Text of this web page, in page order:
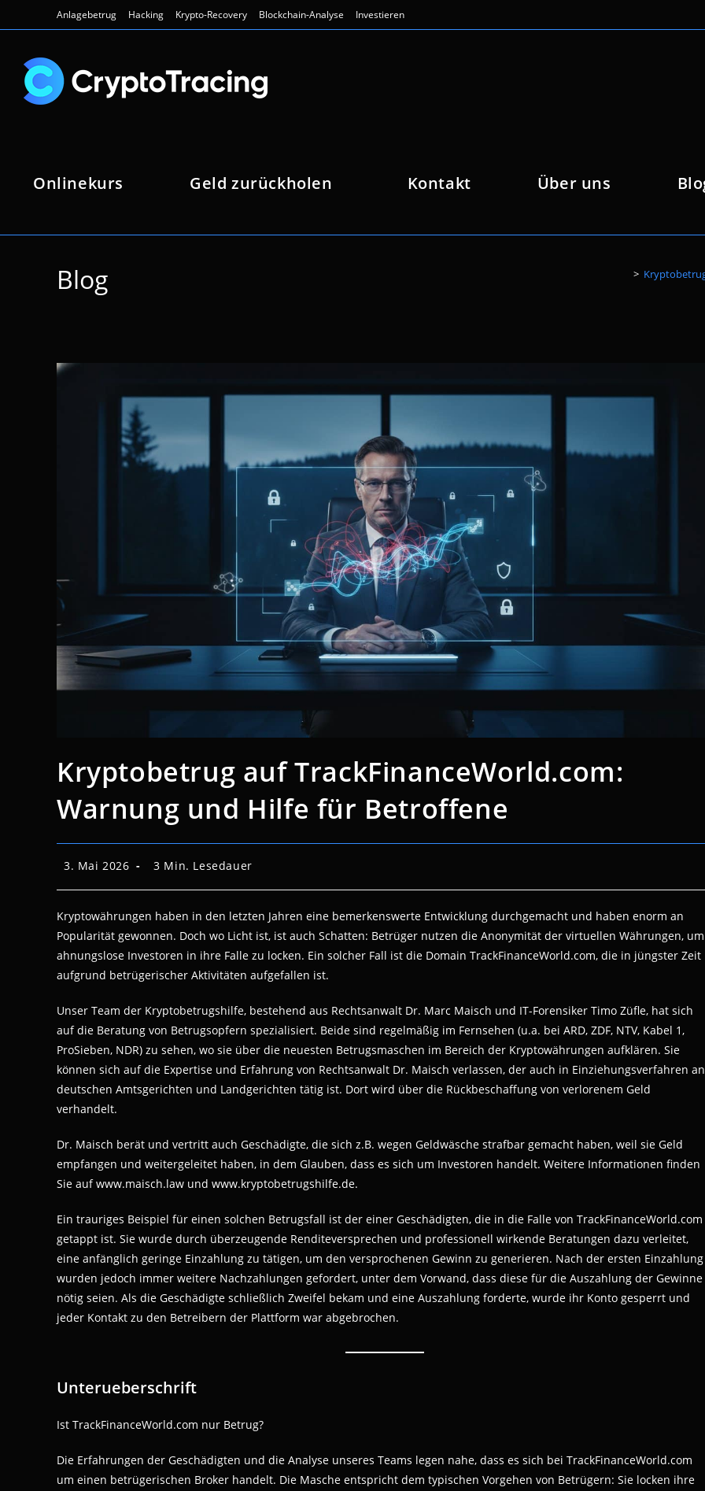
Inhalt
Anlagebetrug Hacking Krypto-Recovery Blockchain-Analyse Investieren
Onlinekurs Geld zurückholen Kontakt Über uns
Blog >
Kryptobetrug auf TrackFinanceWorld.com:
Warnung und Hilfe für Betroffene
Beitrag
3. Mai 2026 Lesedauer:
3 Min. Lesedauer
Kryptowährungen haben in den letzten Jahren eine bemerkenswerte Entwicklung durchgemacht und haben enorm an
Popularität gewonnen. Doch wo Licht ist, ist auch Schatten: Betrüger nutzen die Anonymität der virtuellen Währungen, um
ahnungslose Investoren in ihre Falle zu locken. Ein solcher Fall ist die Domain TrackFinanceWorld.com, die in jüngster Zeit
aufgrund betrügerischer Aktivitäten aufgefallen ist.
Unser Team der Kryptobetrugshilfe, bestehend aus Rechtsanwalt Dr. Marc Maisch und IT-Forensiker Timo Züfle, hat sich
auf die Beratung von Betrugsopfern spezialisiert. Beide sind regelmäßig im Fernsehen (u.a. bei ARD, ZDF, NTV, Kabel 1,
ProSieben, NDR) zu sehen, wo sie über die neuesten Betrugsmaschen im Bereich der Kryptowährungen aufklären. Sie
können sich auf die Expertise und Erfahrung von Rechtsanwalt Dr. Maisch verlassen, der auch in Einziehungsverfahren an
deutschen Amtsgerichten und Landgerichten tätig ist. Dort wird über die Rückbeschaffung von verlorenem Geld
verhandelt.
Dr. Maisch berät und vertritt auch Geschädigte, die sich z.B. wegen Geldwäsche strafbar gemacht haben, weil sie Geld
empfangen und weitergeleitet haben, in dem Glauben, dass es sich um Investoren handelt. Weitere Informationen finden
Sie auf www.maisch.law und www.kryptobetrugshilfe.de.
Ein trauriges Beispiel für einen solchen Betrugsfall ist der einer Geschädigten, die in die Falle von TrackFinanceWorld.com
getappt ist. Sie wurde durch überzeugende Renditeversprechen und professionell wirkende Beratungen dazu verleitet,
eine anfänglich geringe Einzahlung zu tätigen, um den versprochenen Gewinn zu generieren. Nach der ersten Einzahlung
wurden jedoch immer weitere Nachzahlungen gefordert, unter dem Vorwand, dass diese für die Auszahlung der Gewinne
nötig seien. Als die Geschädigte schließlich Zweifel bekam und eine Auszahlung forderte, wurde ihr Konto gesperrt und
jeder Kontakt zu den Betreibern der Plattform war abgebrochen.
Unterueberschrift
Ist TrackFinanceWorld.com nur Betrug?
Die Erfahrungen der Geschädigten und die Analyse unseres Teams legen nahe, dass es sich bei TrackFinanceWorld.com
um einen betrügerischen Broker handelt. Die Masche entspricht dem typischen Vorgehen von Betrügern: Sie locken ihre